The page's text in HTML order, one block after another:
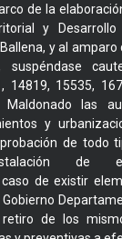
de la
y
y al
suspéndase
14819, 15535,
Maldonado las
y
de todo
de
de existir
de los